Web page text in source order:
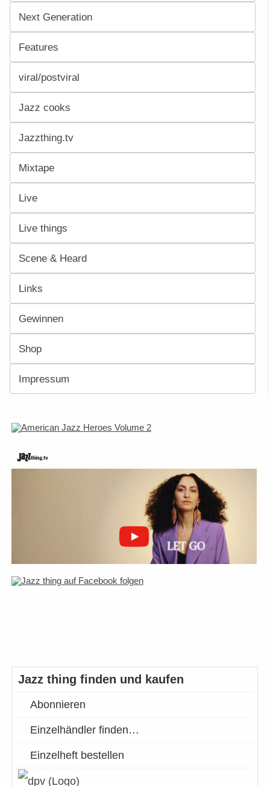
Next Generation
Features
viral/postviral
Jazz cooks
Jazzthing.tv
Mixtape
Live
Live things
Scene & Heard
Links
Gewinnen
Shop
Impressum
Jazz thing finden und kaufen
Abonnieren
Einzelhändler finden…
Einzelheft bestellen